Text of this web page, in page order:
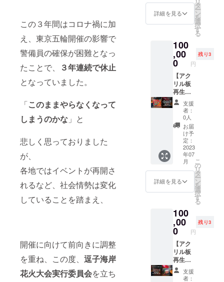
この３年間はコロナ禍に加
え、東京五輪開催の影響で
警備員の確保が困難となっ
たことで、
３年連続で休止
となっていました。
「このままやらなくなって
しまうのかな 」と
悲しく思っておりました
が、
各地ではイベントが再開さ
れるなど、社会情勢は変化
していることを踏まえ、
開催に向けて前向きに調整
を重ね、この度、 逗子海岸
花火大会実行委員会を立ち
品表示
はお届
記され
ます」
☆製造
者：有
限会社
かくに
鈴木茶
園 静
岡県静
岡市葵
区上土
1-7-24
☆販売
者：
APIE
神奈川
県逗子
市久木
＝＝＝
＝ ・ご
支援頂
いた方
に花火
大会ご
支援感
謝の
メール
20日 ＝
＝＝＝
・ご支
援頂い
た方に
花火大
会ご支
援感謝
のメー
ルをお
送り致
しま
す。 ・
カタロ
グの発
送連絡
は、
メール
連絡致
しま
中止に
なった
場合に
も発送
致しま
す。
定席は
メール
しま
す。 ※
花火中
止の場
合※
『【冨
士屋牛
肉店】
葉山
牛・松
坂牛カ
タログ
ギフ
ト』を
ご自宅
へお送
しま
す。
5/21（
日）23
のチ
ケット
を購入
してく
ださ
い。そ
れ以降
の購入
はお席
のご用
意がで
きない
可能性
があり
ます。
・当日
の流
れ、指
連絡致
しま
す。 ※
花火中
止の場
合※
『【冨
士屋牛
肉店】
頂きま
す。 ・
花火大
会以
メール
にて日
程調整
のご連
絡をさ
せて頂
きま
す。 ・
備考欄
にイン
スタグ
ラムの
アカウ
ントID
を記入
してく
ださ
い。
詳細を見る
タ
ー
ン
を
選
択
す
る
100
,00
0 円
残り3
【アク
リル板
再生
アート/
逗子海
岸花火
大会支
援アー
ト】 ◆
かふぇ
らて ☆
作家か
らのご
挨拶 皆
様、は
じめま
食べ物
アート
作家の
鴨志田
和泉と
申しま
す。
今、コ
ロナ禍
支援
者：
0人
お届
け予
定：
2023
年07
月
詳細を見る
こ
の
リ
タ
ー
ン
を
選
択
す
る
100
,00
0 円
残り3
【アク
リル板
再生
アート/
逗子海
支援
者：